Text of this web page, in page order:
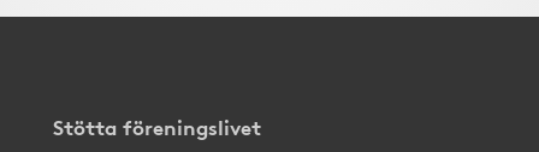
Stötta föreningslivet